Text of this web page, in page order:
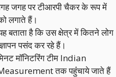
जगह पर टीआरपी चैकर के रूप में
लगाते हैं।
है कि उस क्षेत्र में कितने लोग
पसंद कर रहे हैं।
मॉनिटरिंग टीम Indian
तक पहुंंचाये जाते हैं